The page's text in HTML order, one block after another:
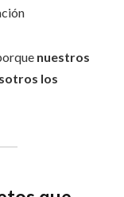
nuestros
los